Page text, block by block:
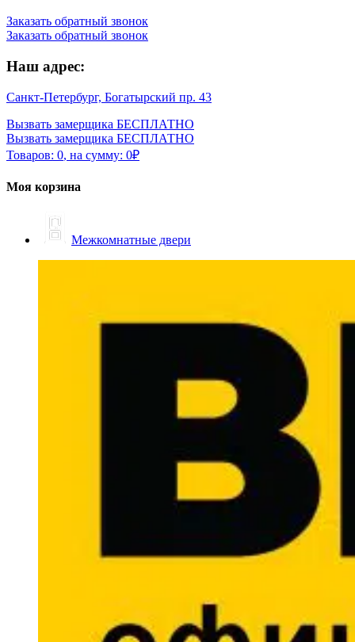
Заказать обратный звонок
Заказать обратный звонок
Наш адрес:
Санкт-Петербург, Богатырский пр. 43
Вызвать замерщика БЕСПЛАТНО
Вызвать замерщика БЕСПЛАТНО
Товаров: 0, на сумму: 0₽
Моя корзина
Межкомнатные двери